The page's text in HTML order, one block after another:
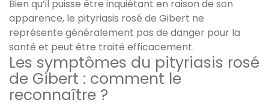
Bien qu’il puisse être inquiétant en raison de son
apparence, le pityriasis rosé de Gibert ne
représente généralement pas de danger pour la
santé et peut être traité efficacement.
Les symptômes du pityriasis rosé
de Gibert : comment le
reconnaître ?